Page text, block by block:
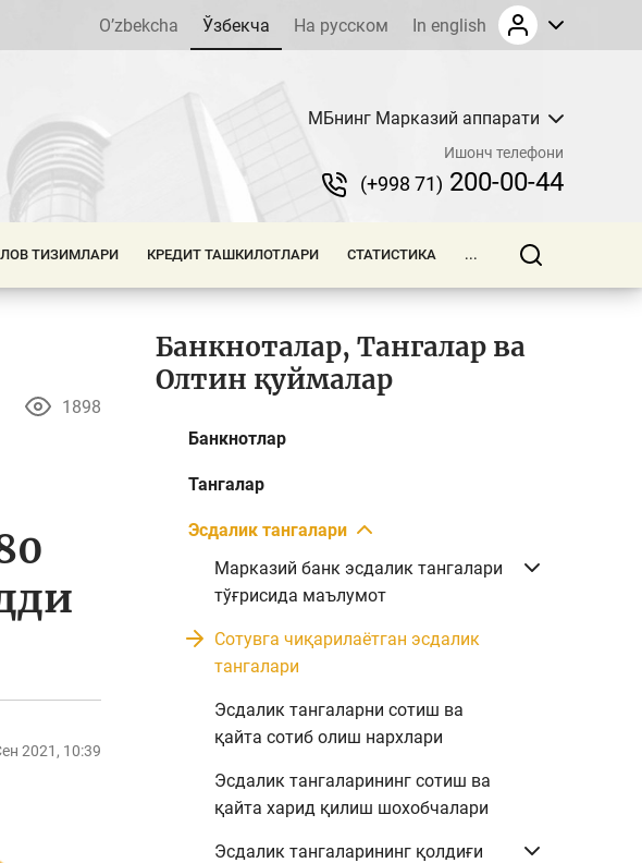
O’zbekcha Ўзбекча На русском In english
МБнинг Марказий аппарати
Ишонч телефони
(+998 71) 200-00-44
ТИЗИМЛАРИ КРЕДИТ ТАШКИЛОТЛАРИ СТАТИСТИКА ...
1898
2021, 10:39
Банкноталар, Тангалар ва
Олтин қуймалар
Банкнотлар
Тангалар
Эсдалик тангалари
Марказий банк эсдалик тангалари
тўғрисида маълумот
Сотувга чиқарилаётган эсдалик
тангалари
Эсдалик тангаларни сотиш ва
қайта сотиб олиш нархлари
Эсдалик тангаларининг сотиш ва
қайта харид қилиш шохобчалари
Эсдалик тангаларининг қолдиғи